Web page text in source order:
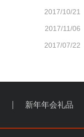
2017/10/21
2017/11/06
2017/07/22
新年年会礼品